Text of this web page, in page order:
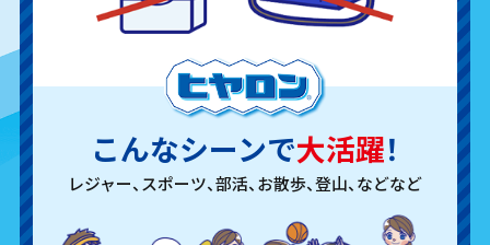
こんなシーンで大活躍！
レジャー、スポーツ、部活、お散歩、登山、などなど